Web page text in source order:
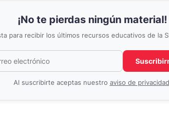
¡No te pierdas ningún material!
para recibir los últimos recursos educativos de la
Correo electrónico
No completar este
Al suscribirte aceptas nuestro aviso de privacidad